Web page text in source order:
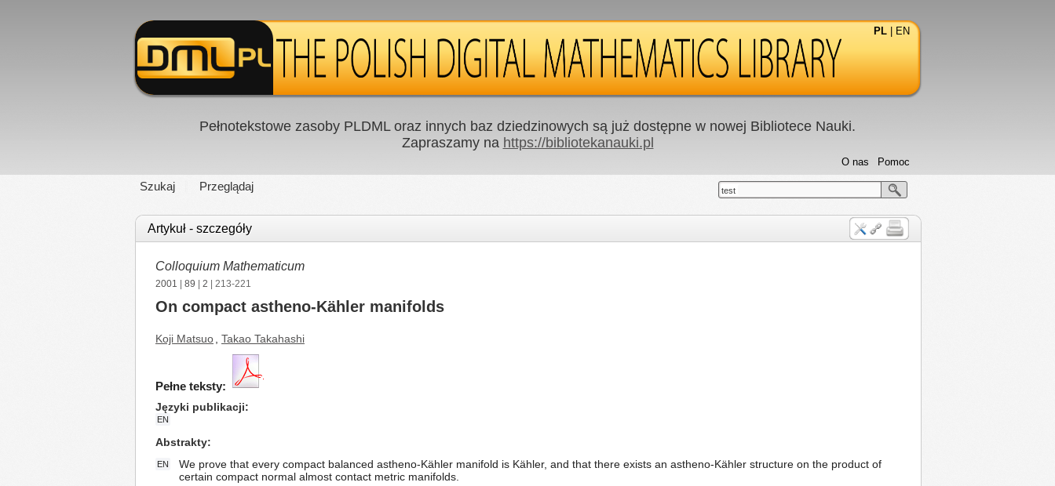
PL EN
Pełnotekstowe zasoby PLDML oraz innych baz dziedzinowych są już dostępne w nowej Bibliotece Nauki.
Zapraszamy na https://bibliotekanauki.pl
Szukaj Przeglądaj
Pomoc
O nas
test
Artykuł - szczegóły
Colloquium Mathematicum
2001 89 2 | 213-221
On compact astheno-Kähler manifolds
Koji Matsuo Takao Takahashi
Pełne teksty:
Języki publikacji
EN
Abstrakty
EN
We prove that every compact balanced astheno-Kähler manifold is Kähler, and that there exists an astheno-Kähler structure on the product of
certain compact normal almost contact metric manifolds.